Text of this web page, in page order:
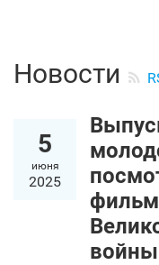
Новости
5
июня
2025
фильм
войны